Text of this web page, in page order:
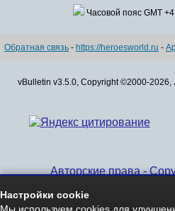
Часовой пояс GMT
Обратная связь - https://heroesworld.ru -
vBulletin v3.5.0, Copyright ©2000-2026,
Авторские права -
Настройки cookie
Мы используем cookies для